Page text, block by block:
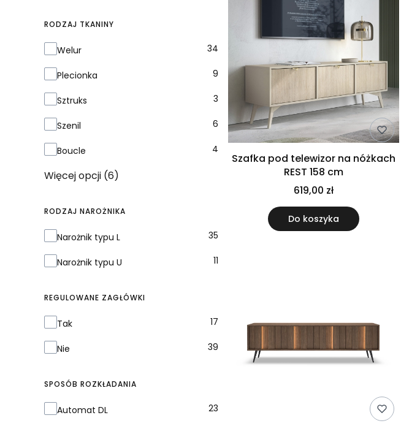
RODZAJ TKANINY
Rodzaj tkaniny
Welur 34
Plecionka 9
Sztruks 3
Szenil 6
Boucle 4
Więcej opcji (6)
RODZAJ NAROŻNIKA
Rodzaj narożnika
Narożnik typu L 35
Narożnik typu U 11
REGULOWANE ZAGŁÓWKI
Regulowane zagłówki
Tak 17
Nie 39
SPOSÓB ROZKŁADANIA
Sposób rozkładania
Automat DL 23
Szafka pod telewizor na nóżkach
REST 158 cm
619,00 zł
Do koszyka